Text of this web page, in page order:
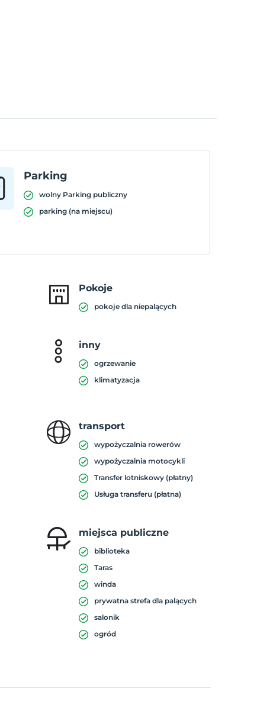
Parking
wolny Parking publiczny
parking (na miejscu)
Pokoje
pokoje dla niepalących
inny
ogrzewanie
klimatyzacja
transport
wypożyczalnia rowerów
wypożyczalnia motocykli
Transfer lotniskowy (płatny)
Usługa transferu (płatna)
miejsca publiczne
biblioteka
Taras
winda
prywatna strefa dla palących
salonik
ogród